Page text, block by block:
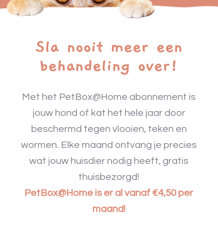
Sla nooit meer een
behandeling over!
Met het PetBox@Home abonnement is
jouw hond of kat het hele jaar door
beschermd tegen vlooien, teken en
wormen. Elke maand ontvang je precies
wat jouw huisdier nodig heeft, gratis
thuisbezorgd!
PetBox@Home is er al vanaf €4,50 per
maand!